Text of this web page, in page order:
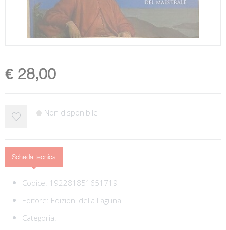
€ 28,00
Non disponibile
Scheda tecnica
Codice: 192281851651719
Editore: Edizioni della Laguna
Categoria: